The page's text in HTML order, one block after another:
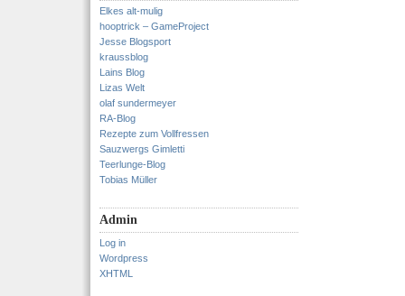
Elkes alt-mulig
hooptrick – GameProject
Jesse Blogsport
kraussblog
Lains Blog
Lizas Welt
olaf sundermeyer
RA-Blog
Rezepte zum Vollfressen
Sauzwergs Gimletti
Teerlunge-Blog
Tobias Müller
Admin
Log in
Wordpress
XHTML